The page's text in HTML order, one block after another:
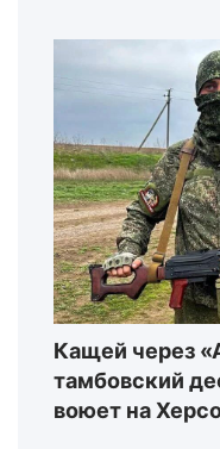
Кащей через
тамбовский
воюет на